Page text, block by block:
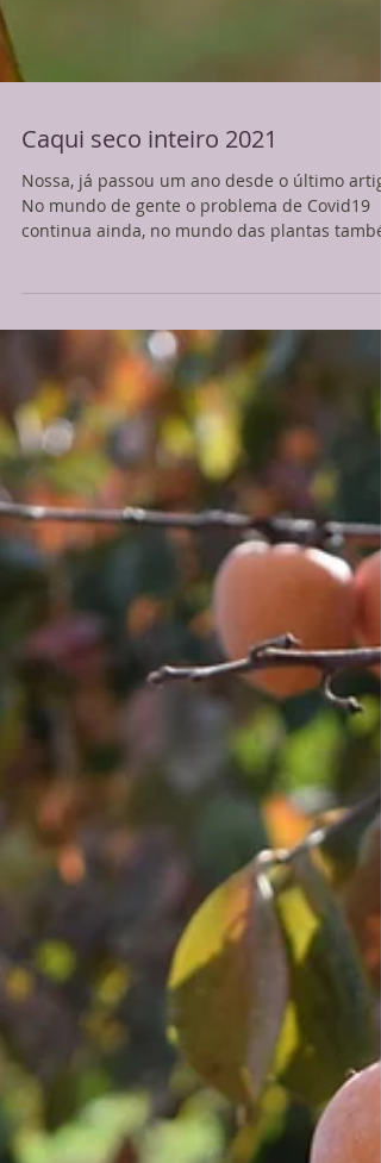
Nossa, já passou um ano desde o último
No mundo de gente o problema de Covid19
continua ainda, no mundo das plantas
tendo...